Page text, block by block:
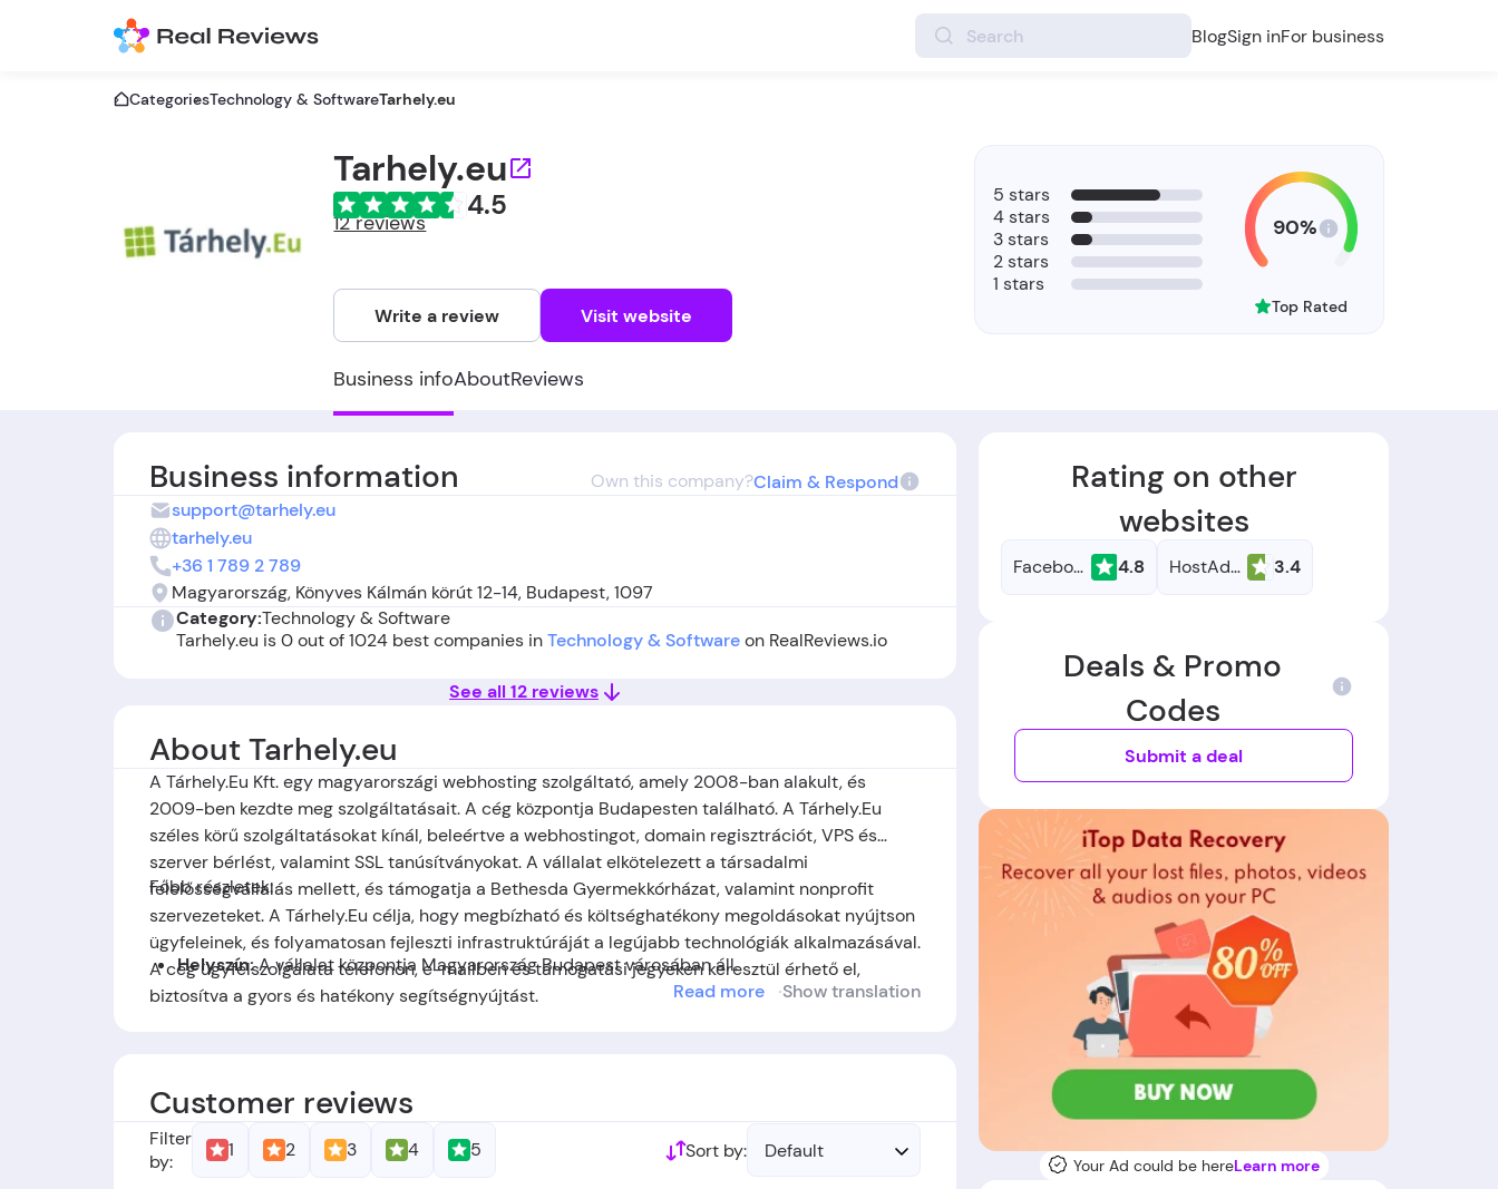
BlogSign inFor business
CategoriesTechnology & SoftwareTarhely.eu
Tarhely.eu
4.5
12 reviews
Write a review Visit website
Business infoAboutReviews
5 stars
4 stars
3 stars
2 stars
1 stars
90%
Top Rated
Business information Own this company?Claim & Respond
support@tarhely.eu
tarhely.eu
+36 1 789 2 789
Magyarország, Könyves Kálmán körút 12-14, Budapest, 1097
Category:Technology & Software
Tarhely.eu is 0 out of 1024 best companies inTechnology & Softwareon RealReviews.io
See all 12 reviews
About Tarhely.eu
A Tárhely.Eu Kft. egy magyarországi webhosting szolgáltató, amely 2008-ban alakult, és
2009-ben kezdte meg szolgáltatásait. A cég központja Budapesten található. A Tárhely.Eu
széles körű szolgáltatásokat kínál, beleértve a webhostingot, domain regisztrációt, VPS és
szerver bérlést, valamint SSL tanúsítványokat. A vállalat elkötelezett a társadalmi
felelősségvállalás mellett, és támogatja a Bethesda Gyermekkórházat, valamint nonprofit
szervezeteket. A Tárhely.Eu célja, hogy megbízható és költséghatékony megoldásokat nyújtson
ügyfeleinek, és folyamatosan fejleszti infrastruktúráját a legújabb technológiák alkalmazásával.
A cég ügyfélszolgálata telefonon, e-mailben és támogatási jegyeken keresztül érhető el,
biztosítva a gyors és hatékony segítségnyújtást.
Főbb részletek:
Helyszín:A vállalat központja Magyarország Budapest városában áll.
Read more Show translation
Rating on other
websites
Facebook 4.8 HostAdvice 3.4
Deals & Promo
Codes
Submit a deal
Your Ad could be hereLearn more
Customer reviews
Sort by: Default
Filter
by:
1 2 3 4 5